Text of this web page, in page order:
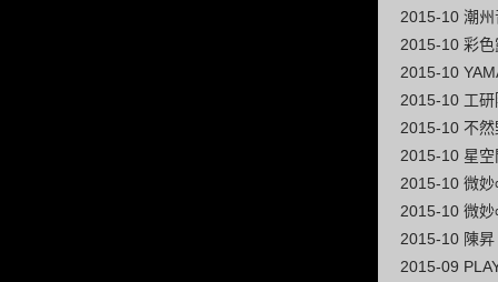
2015-10 潮
2015-10 彩
2015-10
2015-10 工
2015-10 不
2015-10 星
2015-10 微
2015-10 微
2015-10 陳
2015-09